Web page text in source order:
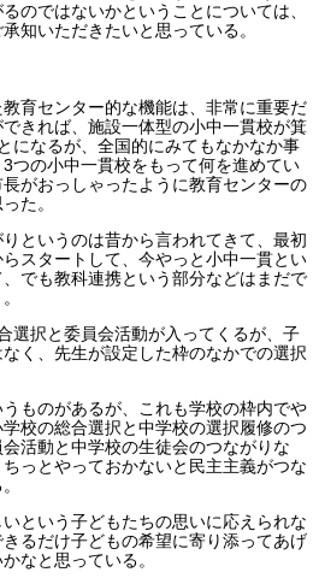
のではないかということについては、
知いただきたいと思っている。
育センター的な機能は、非常に重要だ
きれば、施設一体型の小中一貫校が箕
になるが、全国的にみてもなかなか事
つの小中一貫校をもって何を進めてい
がおっしゃったように教育センターの
た。
というのは昔から言われてきて、最初
スタートして、今やっと小中一貫とい
でも教科連携という部分などはまだで
選択と委員会活動が入ってくるが、子
く、先生が設定した枠のなかでの選択
ものがあるが、これも学校の枠内でや
校の総合選択と中学校の選択履修のつ
活動と中学校の生徒会のつながりな
っとやっておかないと民主主義がつな
という子どもたちの思いに応えられな
るだけ子どもの希望に寄り添ってあげ
なと思っている。